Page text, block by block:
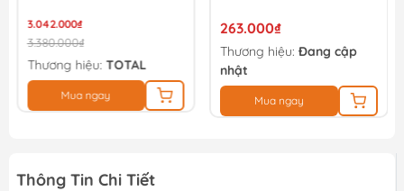
3.042.000₫
3.380.000₫
Thương hiệu: TOTAL
Mua ngay
263.000₫
Thương hiệu: Đang cập
nhật
Mua ngay
Thông Tin Chi Tiết